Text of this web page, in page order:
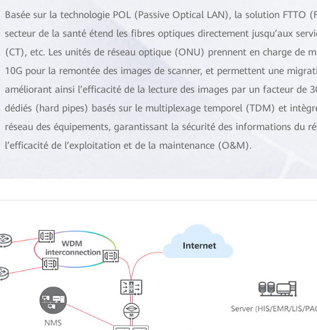
Basée sur la technologie POL (Passive Optical LAN), la solution FTTO
secteur de la santé étend les fibres optiques directement jusqu’aux
(CT), etc. Les unités de réseau optique (ONU) prennent en charge de
10G pour la remontée des images de scanner, et permettent une
améliorant ainsi l’efficacité de la lecture des images par un facteur de
dédiés (hard pipes) basés sur le multiplexage temporel (TDM) et
réseau des équipements, garantissant la sécurité des informations du
l’efficacité de l’exploitation et de la maintenance (O&M).